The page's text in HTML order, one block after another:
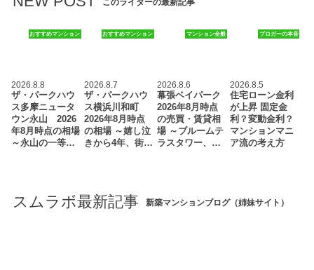
おすすめマンション
2026.8.8
ザ・パークハウ
ス多摩ニュータ
ウン永山 2026
年8月時点の相場
～永山の一等…
おすすめマンション
2026.8.7
ザ・パークハウ
ス横浜川和町
2026年8月時点
の相場 ～嬉し泣
きから4年、街…
マンション全般
2026.8.6
幕張ベイパーク
2026年8月時点
の売買・賃貸相
場 ～ブルームテ
ラスタワー、…
ブロガーの本音
2026.8.5
住宅ローン金利
が上昇 固定金
利？変動金利？
マンションマニ
ア流の考え方
スムラボ最新記事 新築マンションブログ（姉妹サイト）